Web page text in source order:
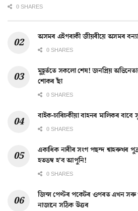
0 SHARES
অসমৰ এইগৰাকী জীয়ৰীয়ে অসমৰ
0 SHARES
মুহূৰ্ততে সকলো শেষ! জনপ্ৰিয়
শোকৰ ছাঁ
0 SHARES
বাইক-চাৰিচকীয়া বাহনৰ মালিকৰ
0 SHARES
একাধিক নাৰীৰ সংগ পছন্দ শ্বাহৰুখৰ
হতভম্ব হ’ব আপুনি!
0 SHARES
জিন্স পেণ্টৰ পকেটৰ ওপৰত এখন সৰু
নাজানে সঠিক উত্তৰ